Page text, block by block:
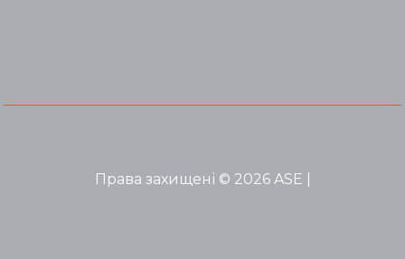
Права захищені © 2026 ASE |